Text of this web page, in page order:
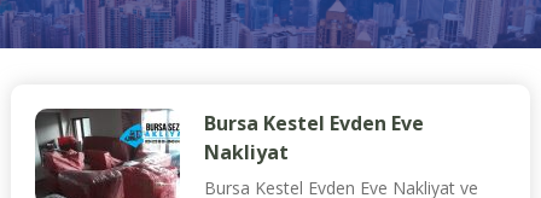
Bursa Kestel Evden Eve
Nakliyat
Bursa Kestel Evden Eve Nakliyat ve